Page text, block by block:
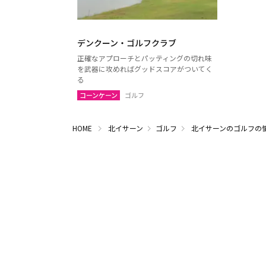
デンクーン・ゴルフクラブ
正確なアプローチとパッティングの切れ味
を武器に攻めればグッドスコアがついてく
る
コーンケーン ゴルフ
HOME 北イサーン ゴルフ 北イサーンのゴルフの